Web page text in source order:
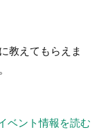
教えてもらえま
ベント情報を読む